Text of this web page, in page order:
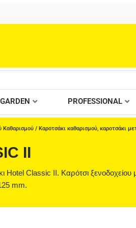
PROFESSIONAL
Καθαρισμού / Καροτσάκι καθαρισμού, καροτσάκι
II
Hotel Classic II. Καρότσι
mm.